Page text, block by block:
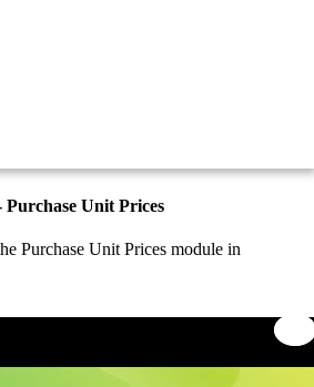
Purchase Unit Prices
Purchase Unit Prices module in